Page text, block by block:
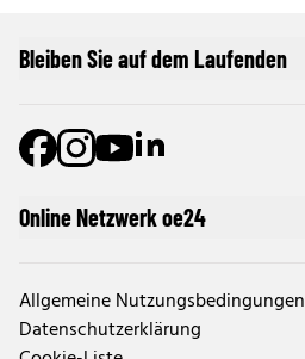
Online Netzwerk oe24
Allgemeine Nutzungsbedingungen
Datenschutzerklärung
Bleiben Sie auf dem Laufenden